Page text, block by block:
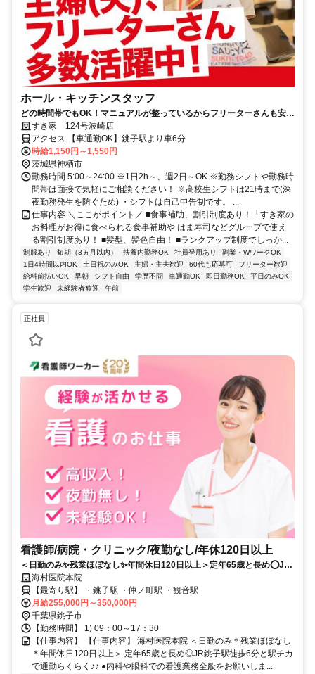
ホール・キッチンスタッフ
どの時間帯でもOK！マニュアルが整っているからフリーターさんも安心
です♪すき家 124号波崎店
アクセス 【車通勤OK】銚子駅より車6分
時給1,150円～1,550円
茨城県神栖市
勤務時間 5:00～24:00 ※1日2h～、週2日～OK ※勤務シフトや勤務時
間帯は面接で気軽にご相談ください！ ※高校生シフトは21時まで(深
夜勤務発生を防ぐため) ・シフトは自己申告制です。 ...
仕事内容 ＼ここがポイント／ ■食事補助、割引制度あり！ └すき家の
お料理がお得に食べられる食事補助や はま寿司などグループで使え
る割引制度あり！ ■髪型、髪色自由！ ■ランクアップ制度でしっか...
制服あり 短期（3ヵ月以内） 扶養内勤務OK 社員登用あり
副業・WワークOK
1日4時間以内OK
土日祝のみOK 主婦・主夫歓迎 60代も応募可
フリーター歓迎
給料前払いOK
早朝 シフト自由 学歴不問 車通勤OK 即日勤務OK
平日のみOK
学生歓迎
未経験者歓迎 午前
正社員
看護師/病院・クリニック/夜勤なし/年休120日以上
＜日勤のみ✨残業ほぼなし✨年間休日120日以上＞定年65歳と長め⭕JR
銚子駅徒歩6分と駅チカで通勤らくらく✨✨
海村医院本院
【最寄り駅】 ・銚子駅 ・仲ノ町駅 ・観音駅
月給255,000円～350,000円
千葉県銚子市
【勤務時間】 1) 09：00～17：30
【仕事内容】 【仕事内容】 海村医院本院 ＜日勤のみ＊残業ほぼなし
＊年間休日120日以上＞ 定年65歳と長め◎JR銚子駅徒歩6分と駅チカ
で通勤らくらく♪♪ ●内科や眼科での看護業務全般をお願いしま...